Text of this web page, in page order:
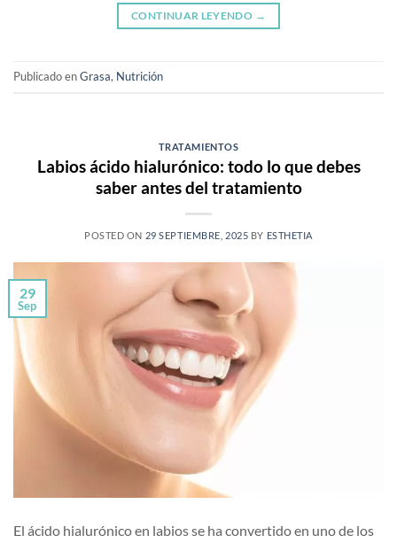
CONTINUAR LEYENDO →
Publicado enGrasa, Nutrición
TRATAMIENTOS
Labios ácido hialurónico: todo lo que debes
saber antes del tratamiento
POSTED ON 29 SEPTIEMBRE, 2025 BY ESTHETIA
29
Sep
El ácido hialurónico en labios se ha convertido en uno de los